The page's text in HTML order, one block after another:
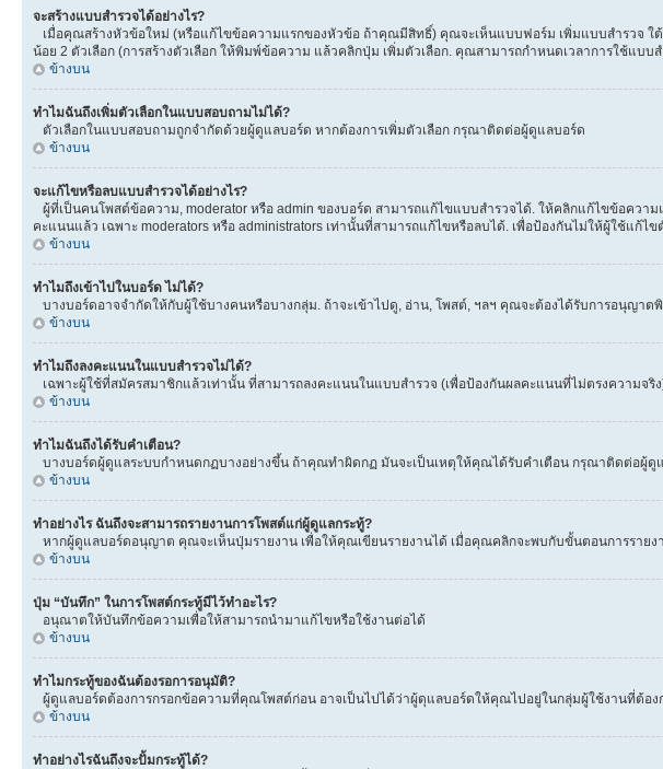
จะสร้างแบบสำรวจได้อย่างไร?
เมื่อคุณสร้างหัวข้อใหม่ (หรือแก้ไขข้อความแรกของหัวข้อ ถ้าคุณมีสิทธิ์) คุณจะเห็นแบบฟอร์ม เพิ่มแบบสำรวจ
น้อย 2 ตัวเลือก (การสร้างตัวเลือก ให้พิมพ์ข้อความ แล้วคลิกปุ่ม เพิ่มตัวเลือก. คุณสามารถกำหนดเวลาการใช้แบ
ข้างบน
ทำไมฉันถึงเพิ่มตัวเลือกในแบบสอบถามไม่ได้?
ตัวเลือกในแบบสอบถามถูกจำกัดด้วยผู้ดูแลบอร์ด หากต้องการเพิ่มตัวเลือก กรุณาติดต่อผู้ดูแลบอร์ด
ข้างบน
จะแก้ไขหรือลบแบบสำรวจได้อย่างไร?
ผู้ที่เป็นคนโพสต์ข้อความ, moderator หรือ admin ของบอร์ด สามารถแก้ไขแบบสำรวจได้. ให้คลิกแก้ไขข้อคว
คะแนนแล้ว เฉพาะ moderators หรือ administrators เท่านั้นที่สามารถแก้ไขหรือลบได้. เพื่อป้องกันไม่ให้ผู้ใช้แก้ไ
ข้างบน
ทำไมถึงเข้าไปในบอร์ด ไม่ได้?
บางบอร์ดอาจจำกัดให้กับผู้ใช้บางคนหรือบางกลุ่ม. ถ้าจะเข้าไปดู, อ่าน, โพสต์, ฯลฯ คุณจะต้องได้รับการอนุญา
ข้างบน
ทำไมถึงลงคะแนนในแบบสำรวจไม่ได้?
เฉพาะผู้ใช้ที่สมัครสมาชิกแล้วเท่านั้น ที่สามารถลงคะแนนในแบบสำรวจ (เพื่อป้องกันผลคะแนนที่ไม่ตรงความ
ข้างบน
ทำไมฉันถึงได้รับคำเตือน?
บางบอร์ดผู้ดูแลระบบกำหนดกฏบางอย่างขึ้น ถ้าคุณทำผิดกฏ มันจะเป็นเหตุให้คุณได้รับคำเตือน กรุณาติดต่อผู้
ข้างบน
ทำอย่างไร ฉันถึงจะสามารถรายงานการโพสต์แก่ผู้ดูแลกระทู้?
หากผู้ดูแลบอร์ดอนุญาต คุณจะเห็นปุ่มรายงาน เพื่อให้คุณเขียนรายงานได้ เมื่อคุณคลิกจะพบกับขั้นตอนการรายง
ข้างบน
ปุ่ม “บันทึก” ในการโพสต์กระทู้มีไว้ทำอะไร?
อนุณาตให้บันทึกข้อความเพื่อให้สามารถนำมาแก้ไขหรือใช้งานต่อได้
ข้างบน
ทำไมกระทู้ของฉันต้องรอการอนุมัติ?
ผู้ดูแลบอร์ดต้องการกรอกข้อความที่คุณโพสต์ก่อน อาจเป็นไปได้ว่าผู้ดุแลบอร์ดให้คุณไปอยู่ในกลุ่มผู้ใช้งานที่ต้อ
ข้างบน
ทำอย่างไรฉันถึงจะปั้มกระทู้ได้?